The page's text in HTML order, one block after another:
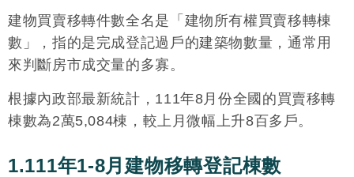
建物買賣移轉件數全名是「建物所有權買賣移轉棟
數」，指的是完成登記過戶的建築物數量，通常用
來判斷房市成交量的多寡。
根據內政部最新統計，111年8月份全國的買賣移轉
棟數為2萬5,084棟，較上月微幅上升8百多戶。
1.111年1-8月建物移轉登記棟數